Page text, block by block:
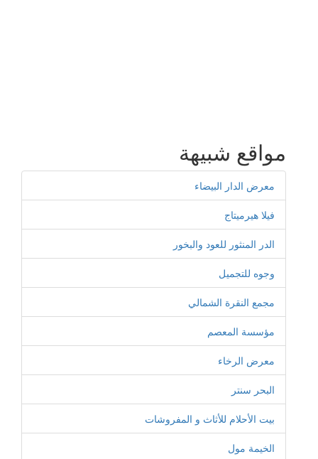
مواقع شبيهة
معرض الدار البيضاء
فيلا هيرميتاج
الدر المنثور للعود والبخور
وجوه للتجميل
مجمع النقرة الشمالي
مؤسسة المعصم
معرض الرخاء
البحر سنتر
بيت الأحلام للأثاث و المفروشات
الخيمة مول